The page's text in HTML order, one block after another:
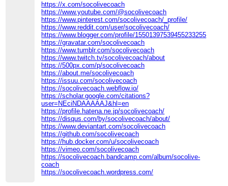
https://x.com/socolivecoach
https://www.youtube.com/@socolivecoach
https://www.pinterest.com/socolivecoach/_profile/
https://www.reddit.com/user/socolivecoach/
https://www.blogger.com/profile/15501397539455233255
https://gravatar.com/socolivecoach
https://www.tumblr.com/socolivecoach
https://www.twitch.tv/socolivecoach/about
https://500px.com/p/socolivecoach
https://about.me/socolivecoach
https://issuu.com/socolivecoach
https://socolivecoach.webflow.io/
https://scholar.google.com/citations?
user=NEciNDAAAAAJ&hl=en
https://profile.hatena.ne.jp/socolivecoach/
https://disqus.com/by/socolivecoach/about/
https://www.deviantart.com/socolivecoach
https://github.com/socolivecoach
https://hub.docker.com/u/socolivecoach
https://vimeo.com/socolivecoach
https://socolivecoach.bandcamp.com/album/socolive-
coach
https://socolivecoach.wordpress.com/